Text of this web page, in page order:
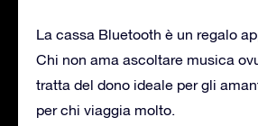
La cassa Bluetooth è un regalo
Chi non ama ascoltare musica
tratta del dono ideale per gli
per chi viaggia molto.